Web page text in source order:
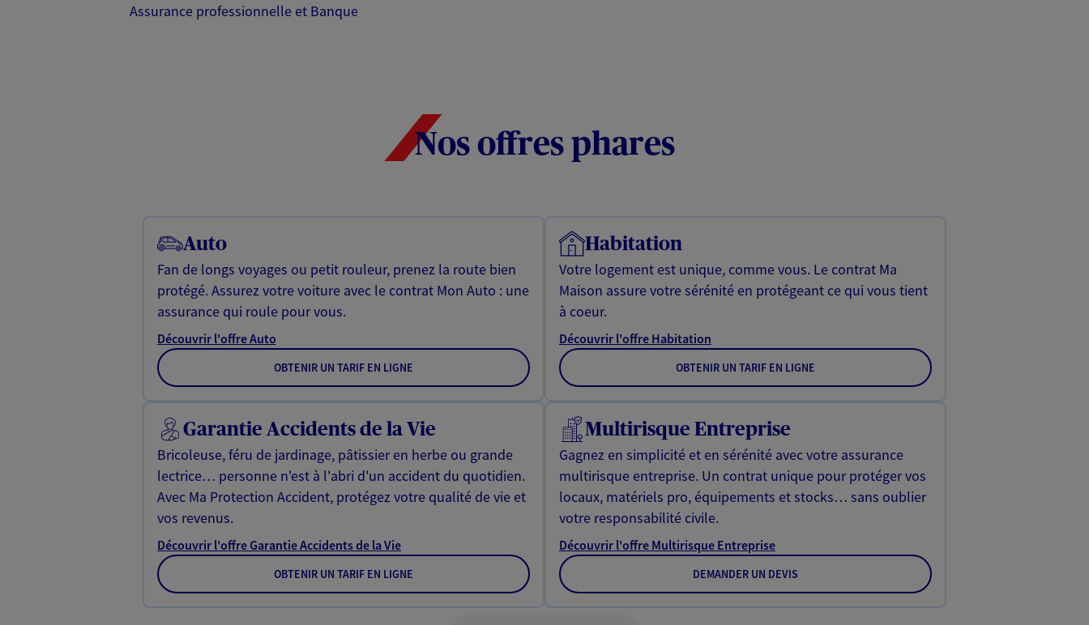
Assurance professionnelle et Banque
Nos offres phares
Auto
Fan de longs voyages ou petit rouleur, prenez la route bien
protégé. Assurez votre voiture avec le contrat Mon Auto : une
assurance qui roule pour vous.
Découvrir l'offre Auto
OBTENIR UN TARIF EN LIGNE
Habitation
Votre logement est unique, comme vous. Le contrat Ma
Maison assure votre sérénité en protégeant ce qui vous tient
à coeur.
Découvrir l'offre Habitation
OBTENIR UN TARIF EN LIGNE
Garantie Accidents de la Vie
Bricoleuse, féru de jardinage, pâtissier en herbe ou grande
lectrice… personne n'est à l'abri d'un accident du quotidien.
Avec Ma Protection Accident, protégez votre qualité de vie et
vos revenus.
Découvrir l'offre Garantie Accidents de la Vie
OBTENIR UN TARIF EN LIGNE
Multirisque Entreprise
Gagnez en simplicité et en sérénité avec votre assurance
multirisque entreprise. Un contrat unique pour protéger vos
locaux, matériels pro, équipements et stocks… sans oublier
votre responsabilité civile.
Découvrir l'offre Multirisque Entreprise
DEMANDER UN DEVIS